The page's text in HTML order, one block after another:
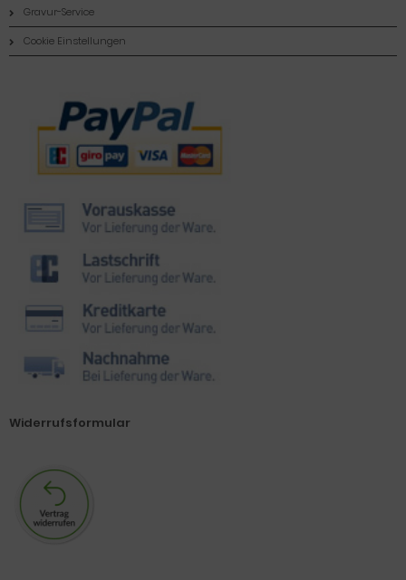
Gravur-Service
Cookie Einstellungen
Zahlungsmethoden
Widerrufsformular